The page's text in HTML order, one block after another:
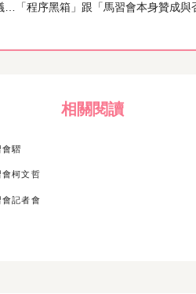
程序黑箱」跟「馬習會本身贊成與
相關閱讀
騽
柯文哲
記者會